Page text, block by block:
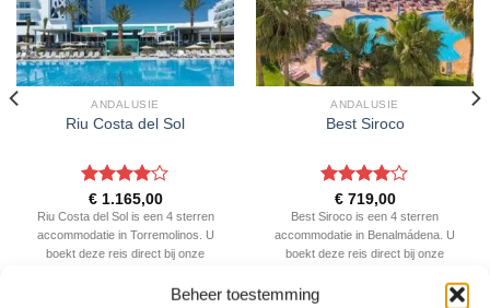
Beheer toestemming
ANDALUSIE
Riu Costa del Sol
Gewaardeerd
4uit 5
€1.165,00
Riu Costa del Sol is een 4 sterren
accommodatie in Torremolinos. U
boekt deze reis direct bij onze
ANDALUSIE
Best Siroco
Gewaardeerd
4uit 5
€719,00
Best Siroco is een 4 sterren
accommodatie in Benalmádena. U
boekt deze reis direct bij onze